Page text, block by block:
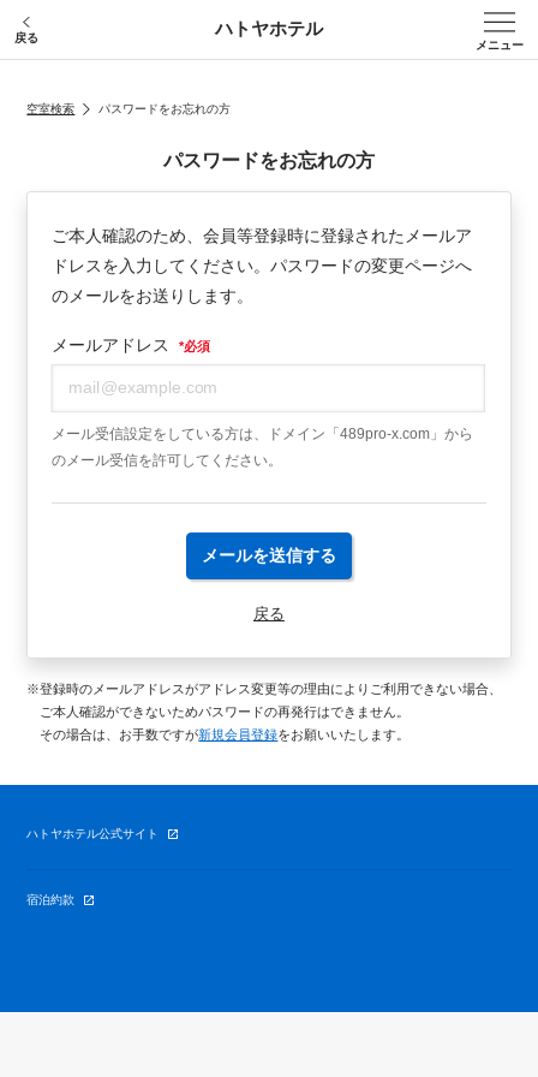
戻る ハトヤホテル
メニュー
空室検索 パスワードをお忘れの方
パスワードをお忘れの方
ご本人確認のため、会員等登録時に登録されたメールア
ドレスを入力してください。パスワードの変更ページへ
のメールをお送りします。
メールアドレス *必須
メール受信設定をしている方は、ドメイン「489pro-x.com」から
のメール受信を許可してください。
メールを送信する
戻る
※登録時のメールアドレスがアドレス変更等の理由によりご利用できない場合、
ご本人確認ができないためパスワードの再発行はできません。
その場合は、お手数ですが新規会員登録をお願いいたします。
ハトヤホテル公式サイト
宿泊約款